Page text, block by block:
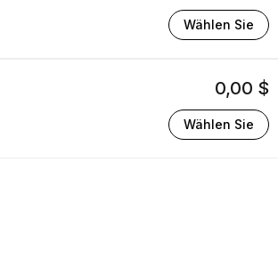
Wählen Sie
0,00 $
Wählen Sie